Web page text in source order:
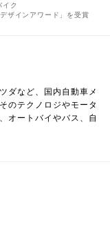
イク
ザインアワード」を受賞
ダなど、国内自動車メ
のテクノロジやモータ
オートバイやバス、自